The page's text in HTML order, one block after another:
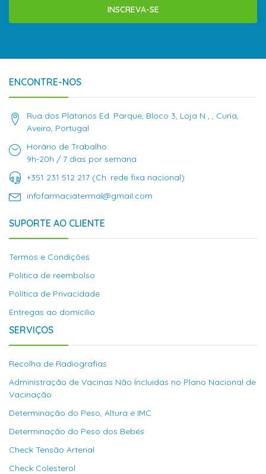
INSCREVA-SE
ENCONTRE-NOS
Rua dos Plátanos Ed. Parque, Bloco 3, Loja N , , Curia,
Aveiro, Portugal
Horário de Trabalho:
9h-20h / 7 dias por semana
+351 231 512 217 (Ch. rede fixa nacional)
infofarmaciatermal@gmail.com
SUPORTE AO CLIENTE
Termos e Condições
Politica de reembolso
Política de Privacidade
Entregas ao domícilio
SERVIÇOS
Recolha de Radiografias
Administração de Vacinas Não Íncluidas no Plano Nacional de
Vacinação
Determinação do Peso, Altura e IMC
Determinação do Peso dos Bebés
Check Tensão Arterial
Check Colesterol